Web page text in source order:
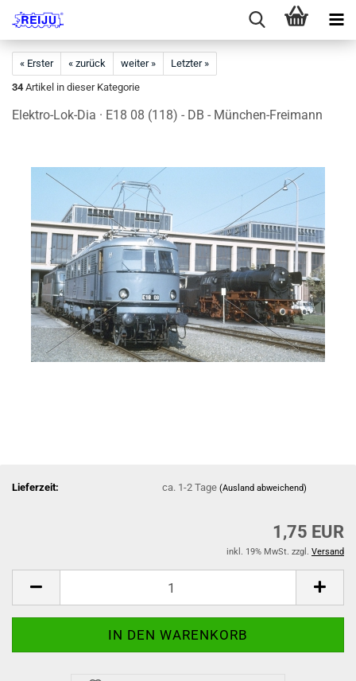
« Erster « zurück weiter »
Letzter »
34 Artikel in dieser Kategorie
Elektro-Lok-Dia · E18 08 (118) - DB - München-Freimann
Lieferzeit: ca. 1-2 Tage(Ausland abweichend)
1,75 EUR
inkl. 19% MwSt. zzgl. Versand